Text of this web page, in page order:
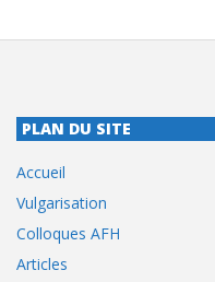
PLAN DU SITE
Accueil
Vulgarisation
Colloques AFH
Articles